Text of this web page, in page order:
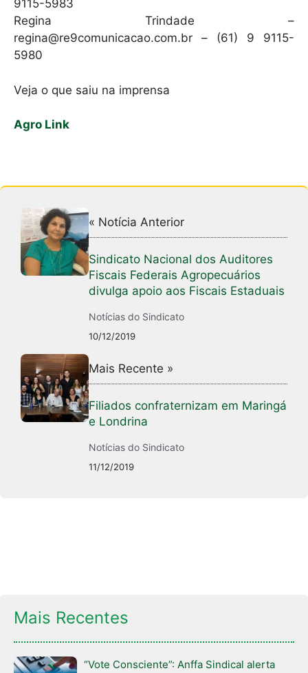
9115-5983
Regina Trindade –
regina@re9comunicacao.com.br – (61) 9 9115-
5980
Veja o que saiu na imprensa
Agro Link
« Notícia Anterior
Sindicato Nacional dos Auditores
Fiscais Federais Agropecuários
divulga apoio aos Fiscais Estaduais
Notícias do Sindicato
10/12/2019
Mais Recente »
Filiados confraternizam em Maringá
e Londrina
Notícias do Sindicato
11/12/2019
Mais Recentes
“Vote Consciente”: Anffa Sindical alerta